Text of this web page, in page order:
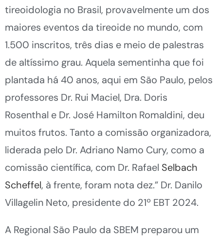
tireoidologia no Brasil, provavelmente um dos
maiores eventos da tireoide no mundo, com
1.500 inscritos, três dias e meio de palestras
de altíssimo grau. Aquela sementinha que foi
plantada há 40 anos, aqui em São Paulo, pelos
professores Dr. Rui Maciel, Dra. Doris
Rosenthal e Dr. José Hamilton Romaldini, deu
muitos frutos. Tanto a comissão organizadora,
liderada pelo Dr. Adriano Namo Cury, como a
comissão científica, com Dr. Rafael Selbach
Scheffel, à frente, foram nota dez.” Dr. Danilo
Villagelin Neto, presidente do 21º EBT 2024.
A Regional São Paulo da SBEM preparou um